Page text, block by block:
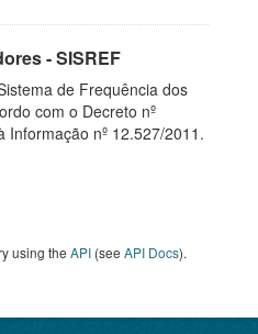
- SISREF
de Frequência dos
com o Decreto nº
Informação nº 12.527/2011.
using the API (see API Docs).